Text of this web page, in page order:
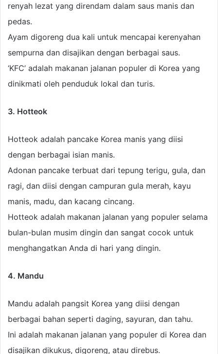
renyah lezat yang direndam dalam saus manis dan
pedas.
Ayam digoreng dua kali untuk mencapai kerenyahan
sempurna dan disajikan dengan berbagai saus.
‘KFC’ adalah makanan jalanan populer di Korea yang
dinikmati oleh penduduk lokal dan turis.
3. Hotteok
Hotteok adalah pancake Korea manis yang diisi
dengan berbagai isian manis.
Adonan pancake terbuat dari tepung terigu, gula, dan
ragi, dan diisi dengan campuran gula merah, kayu
manis, madu, dan kacang cincang.
Hotteok adalah makanan jalanan yang populer selama
bulan-bulan musim dingin dan sangat cocok untuk
menghangatkan Anda di hari yang dingin.
4. Mandu
Mandu adalah pangsit Korea yang diisi dengan
berbagai bahan seperti daging, sayuran, dan tahu.
Ini adalah makanan jalanan yang populer di Korea dan
disajikan dikukus, digoreng, atau direbus.